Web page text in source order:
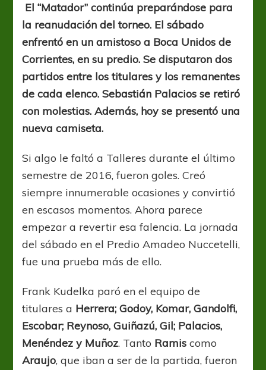
nueva
alternativa
El “Matador” continúa preparándose para
la reanudación del torneo. El sábado
enfrentó en un amistoso a Boca Unidos de
Corrientes, en su predio. Se disputaron dos
partidos entre los titulares y los remanentes
de cada elenco. Sebastián Palacios se retiró
con molestias. Además, hoy se presentó una
nueva camiseta.
Si algo le faltó a Talleres durante el último
semestre de 2016, fueron goles. Creó
siempre innumerable ocasiones y convirtió
en escasos momentos. Ahora parece
empezar a revertir esa falencia. La jornada
del sábado en el Predio Amadeo Nuccetelli,
fue una prueba más de ello.
Frank Kudelka paró en el equipo de
titulares a Herrera; Godoy, Komar, Gandolfi,
Escobar; Reynoso, Guiñazú, Gil; Palacios,
Menéndez y Muñoz. Tanto Ramis como
Araujo, que iban a ser de la partida, fueron